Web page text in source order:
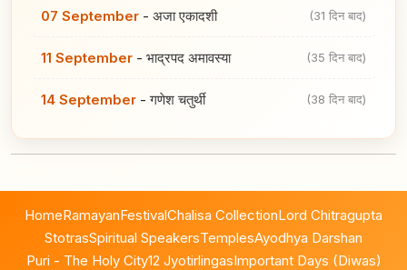
07 September - अजा एकादशी (31 दिन बाद)
11 September - भाद्रपद अमावस्या (35 दिन बाद)
14 September -गणेश चतुर्थी (38 दिन बाद)
HomeRamayanFestivalChalisa CollectionLord Chitragupta
StotrasSpiritual SpeakersTemplesAyodhya Darshan
Puri - The Holy City12 JyotirlingasImportant Days (Diwas)